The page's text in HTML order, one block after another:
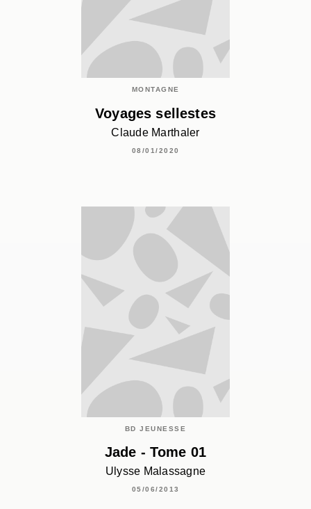
MONTAGNE
Voyages sellestes
Claude Marthaler
08/01/2020
BD JEUNESSE
Jade - Tome 01
Ulysse Malassagne
05/06/2013